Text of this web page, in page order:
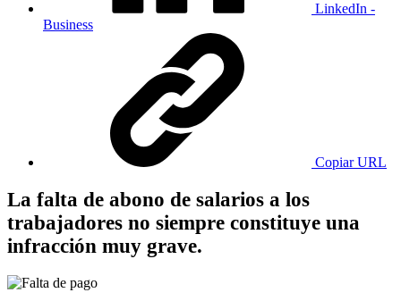
LinkedIn -
Business
Copiar URL
La falta de abono de salarios a los
trabajadores no siempre constituye una
infracción muy grave.